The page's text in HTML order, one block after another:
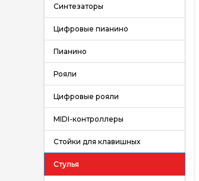
Синтезаторы
Цифровые пианино
Пианино
Рояли
Цифровые рояли
MIDI-контроллеры
Стойки для клавишных
Стулья